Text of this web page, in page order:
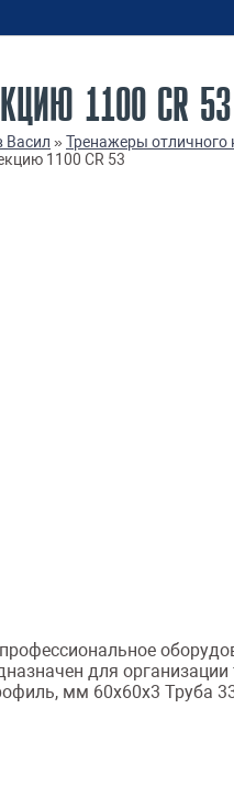
1100 СR 53
Васил »Тренажеры отличного
1100 СR 53
для
мм 60х60х3 Труба